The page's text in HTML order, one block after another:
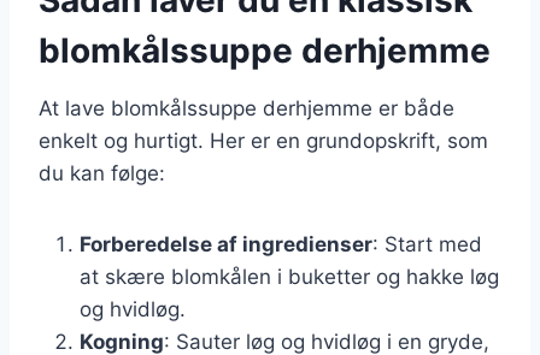
blomkålssuppe derhjemme
At lave blomkålssuppe derhjemme er både
enkelt og hurtigt. Her er en grundopskrift, som
du kan følge:
Forberedelse af ingredienser: Start med
at skære blomkålen i buketter og hakke løg
og hvidløg.
Kogning: Sauter løg og hvidløg i en gryde,